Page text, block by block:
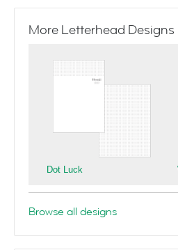
More Letterhead Designs
Dot Luck
Browse all designs